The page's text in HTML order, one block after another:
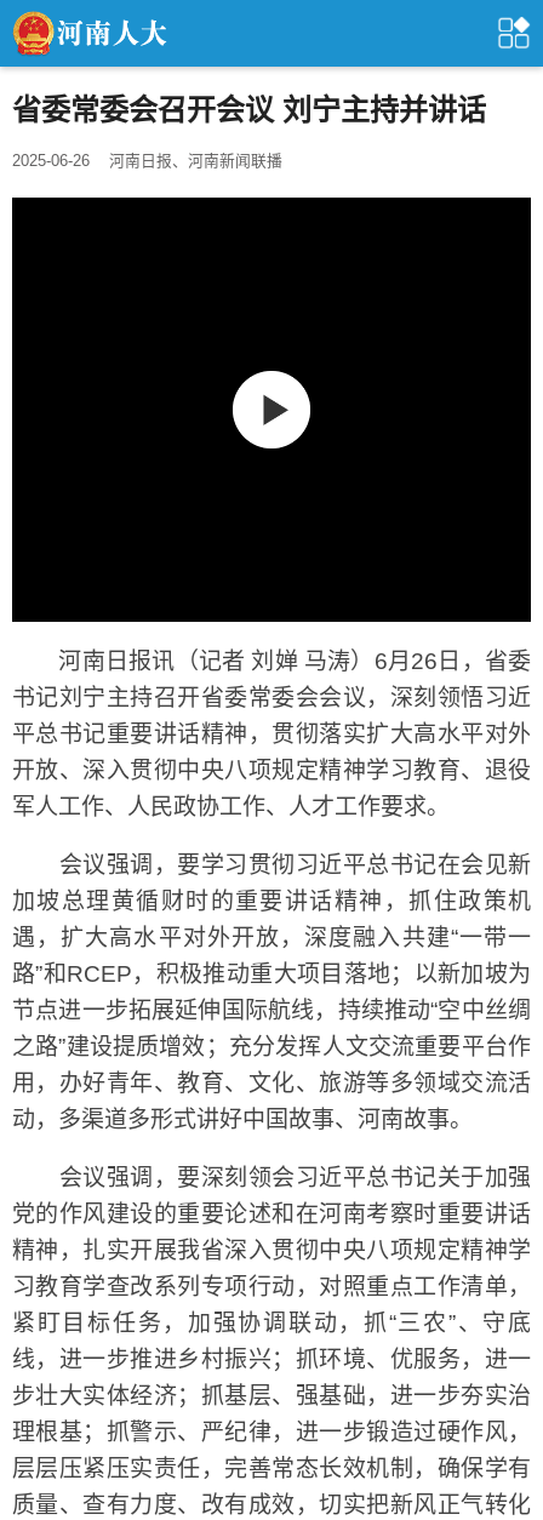
省委常委会召开会议 刘宁主持并讲话
2025-06-26 河南日报、河南新闻联播
河南日报讯（记者 刘婵 马涛）6月26日，省委
书记刘宁主持召开省委常委会会议，深刻领悟习近
平总书记重要讲话精神，贯彻落实扩大高水平对外
开放、深入贯彻中央八项规定精神学习教育、退役
军人工作、人民政协工作、人才工作要求。
会议强调，要学习贯彻习近平总书记在会见新
加坡总理黄循财时的重要讲话精神，抓住政策机
遇，扩大高水平对外开放，深度融入共建“一带一
路”和RCEP，积极推动重大项目落地；以新加坡为
节点进一步拓展延伸国际航线，持续推动“空中丝绸
之路”建设提质增效；充分发挥人文交流重要平台作
用，办好青年、教育、文化、旅游等多领域交流活
动，多渠道多形式讲好中国故事、河南故事。
会议强调，要深刻领会习近平总书记关于加强
党的作风建设的重要论述和在河南考察时重要讲话
精神，扎实开展我省深入贯彻中央八项规定精神学
习教育学查改系列专项行动，对照重点工作清单，
紧盯目标任务，加强协调联动，抓“三农”、守底
线，进一步推进乡村振兴；抓环境、优服务，进一
步壮大实体经济；抓基层、强基础，进一步夯实治
理根基；抓警示、严纪律，进一步锻造过硬作风，
层层压紧压实责任，完善常态长效机制，确保学有
质量、查有力度、改有成效，切实把新风正气转化